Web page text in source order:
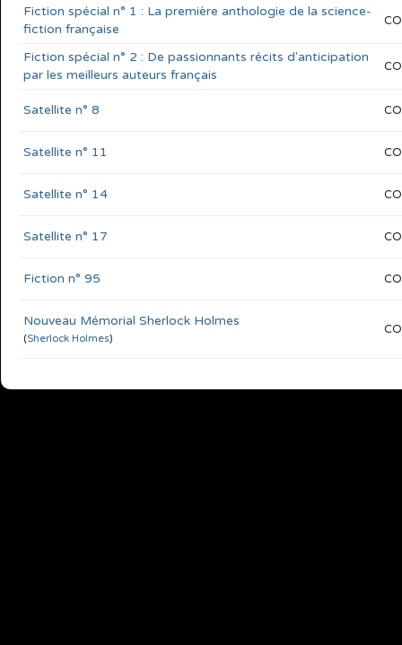
Fiction spécial n° 1 : La première anthologie de la science-
fiction française
Fiction spécial n° 2 : De passionnants récits d'anticipation
par les meilleurs auteurs français
Satellite n° 8
Satellite n° 11
Satellite n° 14
Satellite n° 17
Fiction n° 95
Nouveau Mémorial Sherlock Holmes
(Sherlock Holmes)